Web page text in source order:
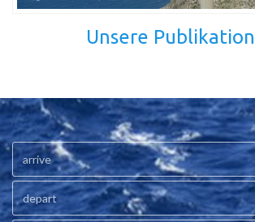
Unsere